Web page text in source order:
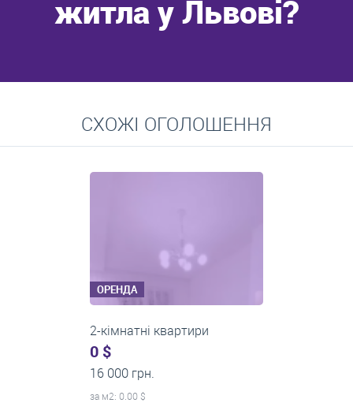
житла у Львові?
Середні ціни на довготривалу оренду квартир, особняків,
кімнат
СХОЖІ ОГОЛОШЕННЯ
ОРЕНДА
2-кімнатні квартири
0 $
14 000 грн.
за м2: 0.00 $